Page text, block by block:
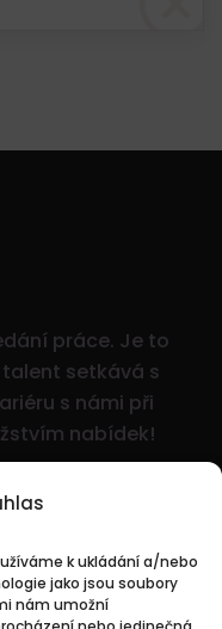
k ukládání a/nebo
jako jsou soubory
nám umožní
práce. Je to
setkává s
s námi při
nabídek!
ochranná